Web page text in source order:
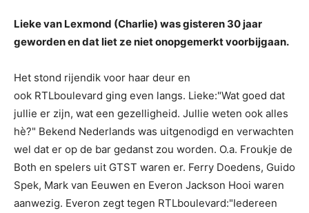
Lieke van Lexmond (Charlie) was gisteren 30 jaar
geworden en dat liet ze niet onopgemerkt voorbijgaan.
Het stond rijendik voor haar deur en
ook RTLboulevard ging even langs. Lieke:"Wat goed dat
jullie er zijn, wat een gezelligheid. Jullie weten ook alles
hè?" Bekend Nederlands was uitgenodigd en verwachten
wel dat er op de bar gedanst zou worden. O.a. Froukje de
Both en spelers uit GTST waren er. Ferry Doedens, Guido
Spek, Mark van Eeuwen en Everon Jackson Hooi waren
aanwezig. Everon zegt tegen RTLboulevard:"Iedereen